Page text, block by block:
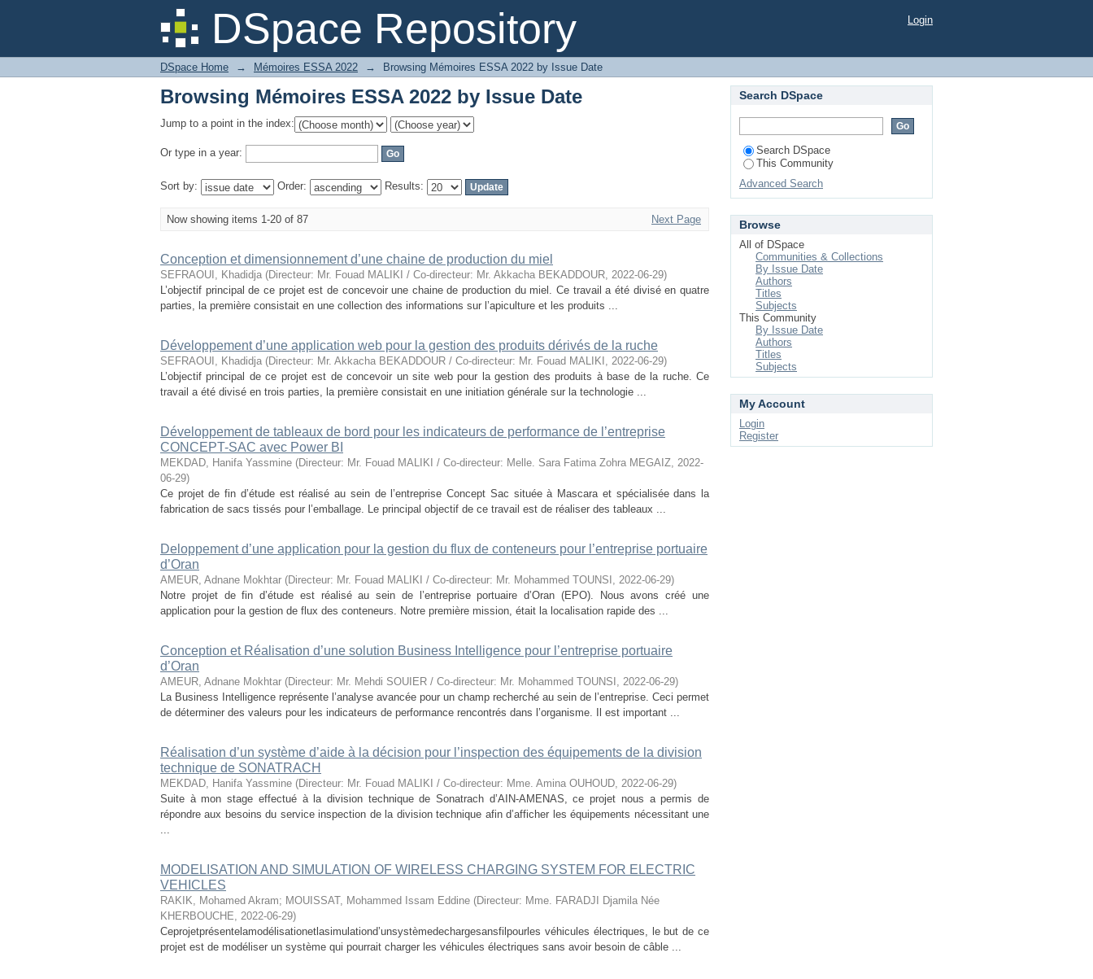
DSpace Repository
Browsing Mémoires ESSA 2022 by Issue Date Login
DSpace Home → Mémoires ESSA 2022 → Browsing Mémoires ESSA 2022 by Issue Date
Browsing Mémoires ESSA 2022 by Issue Date
Jump to a point in the index:
Or type in a year:
Sort by: Order: Results:
Now showing items 1-20 of 87 Next Page
Conception et dimensionnement d’une chaine de production du miel
SEFRAOUI, Khadidja (Directeur: Mr. Fouad MALIKI / Co-directeur: Mr. Akkacha BEKADDOUR, 2022-06-29)
L’objectif principal de ce projet est de concevoir une chaine de production du miel. Ce travail a été divisé en quatre
parties, la première consistait en une collection des informations sur l’apiculture et les produits ...
Développement d’une application web pour la gestion des produits dérivés de la ruche
SEFRAOUI, Khadidja (Directeur: Mr. Akkacha BEKADDOUR / Co-directeur: Mr. Fouad MALIKI , 2022-06-29)
L’objectif principal de ce projet est de concevoir un site web pour la gestion des produits à base de la ruche. Ce
travail a été divisé en trois parties, la première consistait en une initiation générale sur la technologie ...
Développement de tableaux de bord pour les indicateurs de performance de l’entreprise
CONCEPT-SAC avec Power BI
MEKDAD, Hanifa Yassmine (Directeur: Mr. Fouad MALIKI / Co-directeur: Melle. Sara Fatima Zohra MEGAIZ, 2022-
06-29)
Ce projet de fin d’étude est réalisé au sein de l’entreprise Concept Sac située à Mascara et spécialisée dans la
fabrication de sacs tissés pour l’emballage. Le principal objectif de ce travail est de réaliser des tableaux ...
Deloppement d’une application pour la gestion du flux de conteneurs pour l’entreprise portuaire
d’Oran
AMEUR, Adnane Mokhtar (Directeur: Mr. Fouad MALIKI / Co-directeur: Mr. Mohammed TOUNSI , 2022-06-29)
Notre projet de fin d’étude est réalisé au sein de l’entreprise portuaire d’Oran (EPO). Nous avons créé une
application pour la gestion de flux des conteneurs. Notre première mission, était la localisation rapide des ...
Conception et Réalisation d’une solution Business Intelligence pour l’entreprise portuaire
d’Oran
AMEUR, Adnane Mokhtar (Directeur: Mr. Mehdi SOUIER / Co-directeur: Mr. Mohammed TOUNSI , 2022-06-29)
La Business Intelligence représente l’analyse avancée pour un champ recherché au sein de l’entreprise. Ceci permet
de déterminer des valeurs pour les indicateurs de performance rencontrés dans l’organisme. Il est important ...
Réalisation d’un système d’aide à la décision pour l’inspection des équipements de la division
technique de SONATRACH
MEKDAD, Hanifa Yassmine (Directeur: Mr. Fouad MALIKI / Co-directeur: Mme. Amina OUHOUD, 2022-06-29)
Suite à mon stage effectué à la division technique de Sonatrach d’AIN-AMENAS, ce projet nous a permis de
répondre aux besoins du service inspection de la division technique afin d’afficher les équipements nécessitant une
...
MODELISATION AND SIMULATION OF WIRELESS CHARGING SYSTEM FOR ELECTRIC
VEHICLES
RAKIK, Mohamed Akram; MOUISSAT, Mohammed Issam Eddine (Directeur: Mme. FARADJI Djamila Née
KHERBOUCHE, 2022-06-29)
Ceprojetprésentelamodélisationetlasimulationd’unsystèmedechargesansfilpourles véhicules électriques, le but de ce
projet est de modéliser un système qui pourrait charger les véhicules électriques sans avoir besoin de câble ...
Search DSpace
Search DSpace
This Community
Advanced Search
Browse
All of DSpace
Communities & Collections
By Issue Date
Authors
Titles
Subjects
This Community
By Issue Date
Authors
Titles
Subjects
My Account
Login
Register